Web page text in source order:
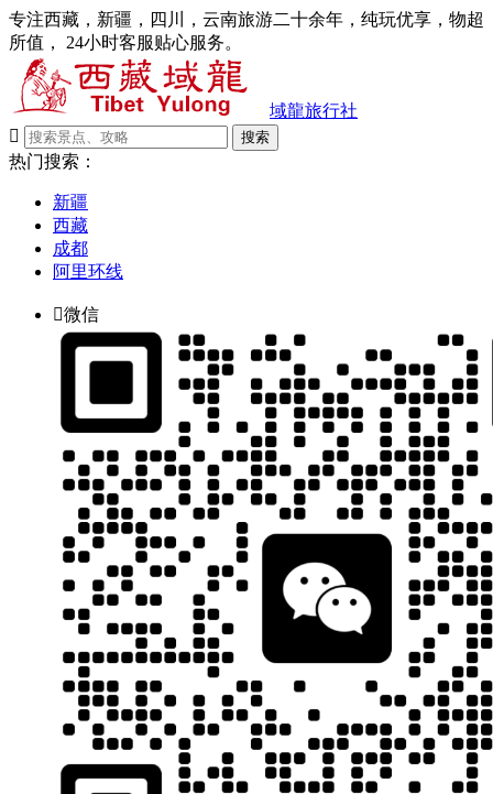
专注西藏，新疆，四川，云南旅游二十余年，纯玩优享，物超
所值， 24小时客服贴心服务。
域龍旅行社

搜索
热门搜索：
新疆
西藏
成都
阿里环线
微信